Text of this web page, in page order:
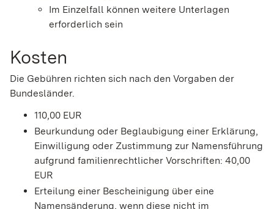
Im Einzelfall können weitere Unterlagen
erforderlich sein
Kosten
Die Gebühren richten sich nach den Vorgaben der
Bundesländer.
110,00 EUR
Beurkundung oder Beglaubigung einer Erklärung,
Einwilligung oder Zustimmung zur Namensführung
aufgrund familienrechtlicher Vorschriften: 40,00
EUR
Erteilung einer Bescheinigung über eine
Namensänderung, wenn diese nicht im